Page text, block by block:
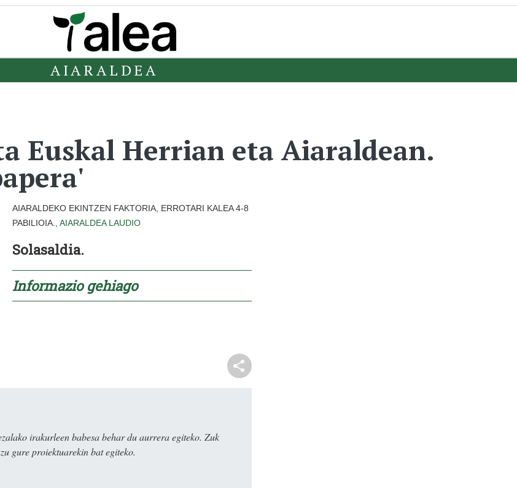
AIARALDEA
Euskal Herrian eta Aiaraldean.
AIARALDEKO EKINTZEN FAKTORIA, ERROTARI KALEA 4-8
PABILIOIA., AIARALDEA LAUDIO
Solasaldia.
Informazio gehiago
irakurleen babesa behar du aurrera egiteko. Zuk
gure proiektuarekin bat egiteko.